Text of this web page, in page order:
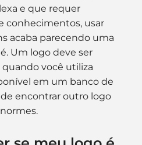
e que requer
conhecimentos, usar
acaba parecendo uma
Um logo deve ser
quando você utiliza
em um banco de
encontrar outro logo